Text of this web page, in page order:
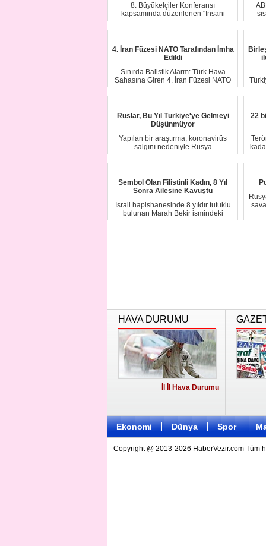
8. Büyükelçiler Konferansı
kapsamında düzenlenen "İnsani
4. İran Füzesi NATO Tarafından İmha
Edildi
Sınırda Balistik Alarm: Türk Hava
Sahasına Giren 4. İran Füzesi NATO
Ruslar, Bu Yıl Türkiye'ye Gelmeyi
Düşünmüyor
Yapılan bir araştırma, koronavirüs
salgını nedeniyle Rusya
22
Sembol Olan Filistinli Kadın, 8 Yıl
Sonra Ailesine Kavuştu
İsrail hapishanesinde 8 yıldır tutuklu
bulunan Marah Bekir ismindeki
HAVA DURUMU
İl İl Hava Durumu
Ekonomi Dünya Spor
Copyright @ 2013-2026 HaberVezir.com Tüm